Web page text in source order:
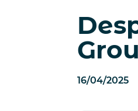
16/04/2025